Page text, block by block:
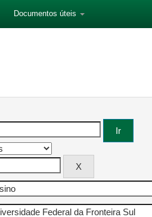
Documentos úteis